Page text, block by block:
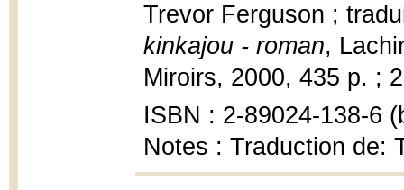
Trevor Ferguson ;
kinkajou - roman,
Miroirs, 2000, 435 p. ;
ISBN : 2-89024-138-6
Notes : Traduction de: